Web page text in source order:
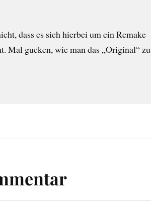
dass es sich hierbei um ein Remake
Mal gucken, wie man das „Original“ zu